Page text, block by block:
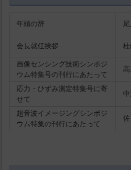
年頭の辞
会長就任挨拶
画像センシング技術シンポジ
ウム特集号の刊行にあたって
応力・ひずみ測定特集号に寄
せて
超音波イメージングシンポジ
ウム特集の刊行にあたって
佐